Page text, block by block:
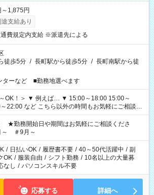
1,875円
支給あり
費規定内支給 ※派遣先による
徒歩5分 / 長町駅から徒歩5分 / 長町南駅から徒
ターなど ■勤務地選べます
15:00～18:00 15:00～
以外の時間もお気軽にご相談く
★勤務開始日や期間はお気軽にご相談くださ
＃9月～
/ 日払いOK / 履歴書不要 / 40～50代活躍中 / 副
OK / 服装自由 / シフト勤務 / 10名以上の大量募
なし / パソコンスキル不要
応募する 詳細へ